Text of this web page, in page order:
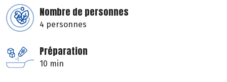
Nombre de personnes
4 personnes
Préparation
10 min